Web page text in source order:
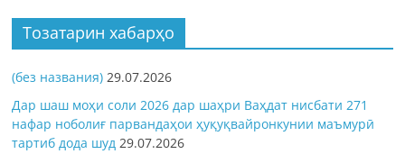
Тозатарин хабарҳо
(без названия) 29.07.2026
Дар шаш моҳи соли 2026 дар шаҳри Ваҳдат нисбати 271
нафар ноболиғ парвандаҳои ҳуқуқвайронкунии маъмурӣ
тартиб дода шуд 29.07.2026